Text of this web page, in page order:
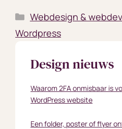
Categorieën
Webdesign &
Wordpress
Design nieuws
Waarom 2FA onmisbaar is
WordPress website
Een folder, poster of flyer